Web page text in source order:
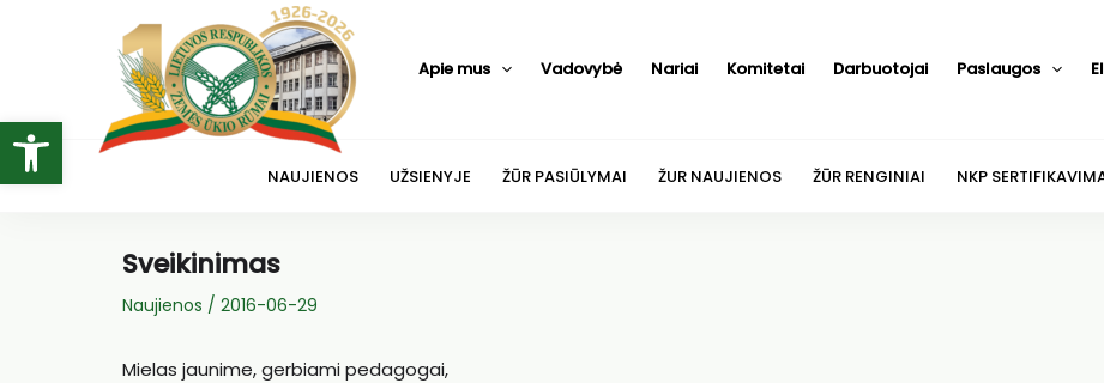
Open toolbar
Apie mus Vadovybė Nariai Komitetai Darbuotojai Paslaugos
NAUJIENOS UŽSIENYJE ŽŪR PASIŪLYMAI ŽUR NAUJIENOS ŽŪR RENGINIAI NKP
Sveikinimas
Naujienos / 2016-06-29
Mielas jaunime, gerbiami pedagogai,